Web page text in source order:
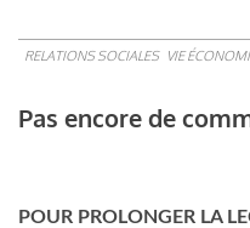
RELATIONS SOCIALES VIE
Pas encore de
POUR PROLONGER LA